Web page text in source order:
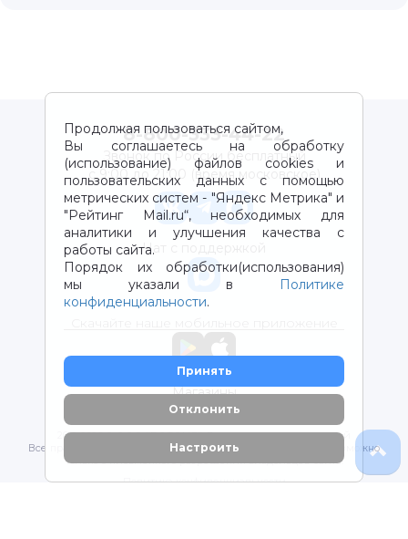
Продолжая пользоваться сайтом,
Вы соглашаетесь на обработку
(использование) файлов cookies и
пользовательских данных с помощью
метрических систем - "Яндекс Метрика" и
"Рейтинг Mail.ru“, необходимых для
аналитики и улучшения качества с
работы сайта.
Порядок их обработки(использования)
мы указали в
Политике
конфиденциальности.
Принять
Отклонить
Настроить
8-800-333-44-22
Звонок по России бесплатный
с 9:00 до 21:00 (время московское)
Чат с поддержкой
Магазины
2012-2026 © ООО "ВОТОНЯ". Детские товары с доставкой
Все права защищены. Любое использование материалов возможно
только с письменного разрешения владельцев сайта.
Политика конфиденциальности